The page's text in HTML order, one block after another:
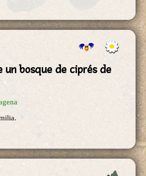
un bosque de ciprés de